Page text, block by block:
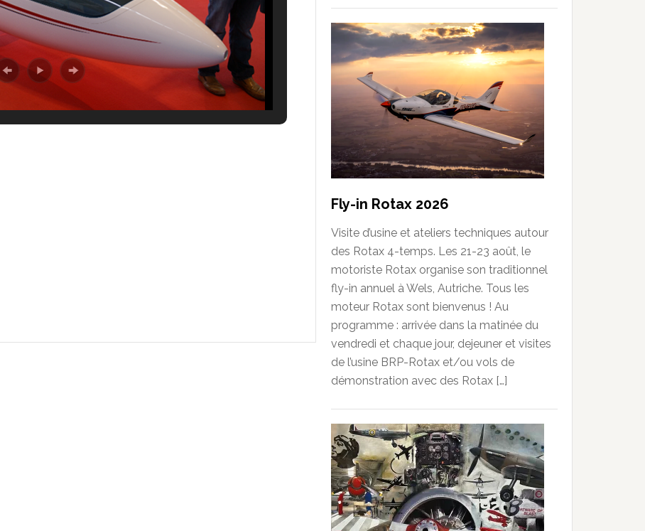
Fly-in Rotax 2026
Visite d’usine et ateliers techniques autour
des Rotax 4-temps. Les 21-23 août, le
motoriste Rotax organise son traditionnel
fly-in annuel à Wels, Autriche. Tous les
moteur Rotax sont bienvenus ! Au
programme : arrivée dans la matinée du
vendredi et chaque jour, dejeuner et visites
de l’usine BRP-Rotax et/ou vols de
démonstration avec des Rotax […]